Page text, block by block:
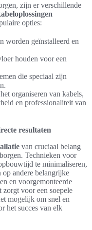
zijn er verschillende
opties:
worden geïnstalleerd en
houden voor een
die speciaal zijn
organiseren van kabels,
en professionaliteit van
resultaten
van cruciaal belang
Technieken voor
te minimaliseren,
op andere belangrijke
en voorgemonteerde
zorgt voor een soepele
mogelijk om snel en
het succes van elk